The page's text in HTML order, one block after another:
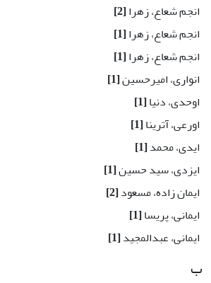
انجم شعاع، زهرا[2]
انجم شعاع، زهرا[1]
انجم شعاع، زهرا[1]
انواری، امیرحسین[1]
اوحدی، دنیا[1]
اورعی، آترینا[1]
ایدی، محمد[1]
ایزدی، سید حسین[1]
ایمان زاده، مسعود[2]
ایمانی، پریسا[1]
ایمانی، عبدالمجید[1]
ب